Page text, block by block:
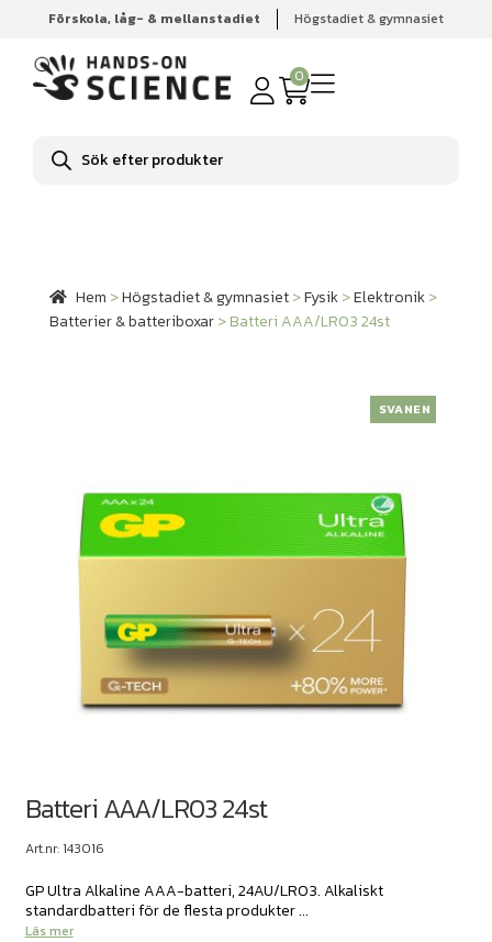
Förskola, låg- & mellanstadiet Högstadiet & gymnasiet
0
Produktsökning
Hem Högstadiet & gymnasiet Fysik
Elektronik
Batterier & batteriboxar
Hem >Högstadiet & gymnasiet>Fysik>Elektronik>
Batterier & batteriboxar>Batteri AAA/LR03 24st
SVANEN
Batteri AAA/LR03 24st
Art.nr: 143016
GP Ultra Alkaline AAA-batteri, 24AU/LR03. Alkaliskt
standardbatteri för de flesta produkter ...
Läs mer